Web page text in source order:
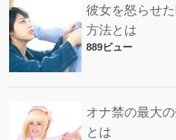
彼女を怒らせ
方法とは
889ビュー
オナ禁の最大
とは